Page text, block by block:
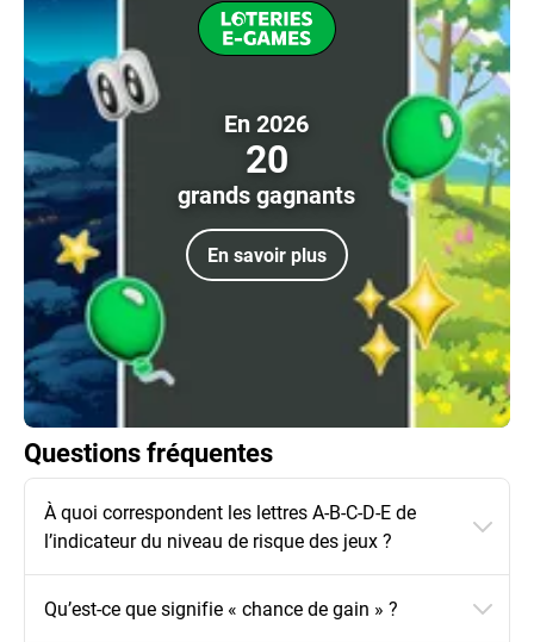
En 2026
20
grands gagnants
En savoir plus
Questions fréquentes
À quoi correspondent les lettres A-B-C-D-E de
l’indicateur du niveau de risque des jeux ?
Qu’est-ce que signifie « chance de gain » ?